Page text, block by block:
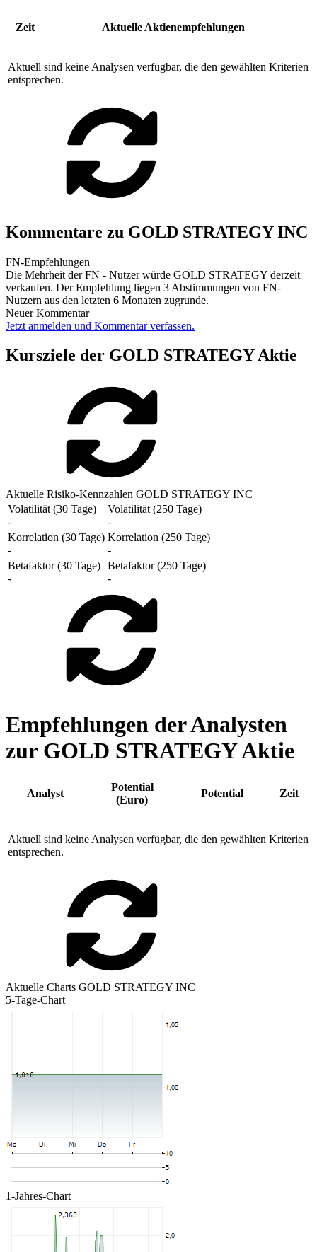
Zeit Aktuelle Aktienempfehlungen
Aktuell sind keine Analysen verfügbar, die den gewählten Kriterien
entsprechen.
Kommentare zu GOLD STRATEGY INC
FN-Empfehlungen
Die Mehrheit der FN - Nutzer würde GOLD STRATEGY derzeit
verkaufen. Der Empfehlung liegen 3 Abstimmungen von FN-
Nutzern aus den letzten 6 Monaten zugrunde.
Neuer Kommentar
Jetzt anmelden und Kommentar verfassen.
Kursziele der GOLD STRATEGY Aktie
Aktuelle Risiko-Kennzahlen GOLD STRATEGY INC
Volatilität (30 Tage)
-
Volatilität (250 Tage)
-
Korrelation (30 Tage)
-
Korrelation (250 Tage)
-
Betafaktor (30 Tage)
-
Betafaktor (250 Tage)
-
Empfehlungen der Analysten
zur GOLD STRATEGY Aktie
Analyst
Potential
(Euro)
Potential Zeit
Aktuell sind keine Analysen verfügbar, die den gewählten Kriterien
entsprechen.
Aktuelle Charts GOLD STRATEGY INC
5-Tage-Chart
1-Jahres-Chart